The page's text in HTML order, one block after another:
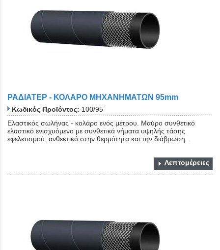
ΡΑΔΙΑΤΕΡ - ΚΟΛΑΡΟ ΜΗΧΑΝΗΜΑΤΩΝ 95mm
Κωδικός Προϊόντος: 100/95
Ελαστικός σωλήνας - κολάρο ενός μέτρου. Μαύρο συνθετικό
ελαστικό ενισχυόμενο με συνθετικά νήματα υψηλής τάσης
εφελκυσμού, ανθεκτικό στην θερμότητα και την διάβρωση....
Λεπτομέρειες